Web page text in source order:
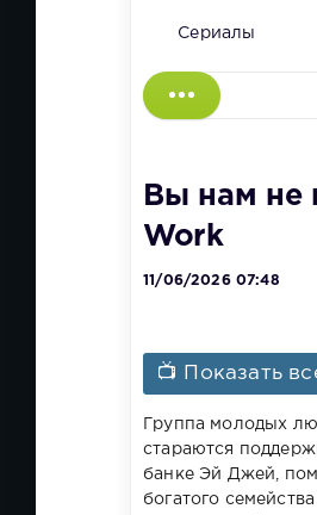
Сериалы
Вы нам не
Work
11/06/2026 07:48
📺 Показать
Группа молодых
стараются
банке Эй Джей,
богатого